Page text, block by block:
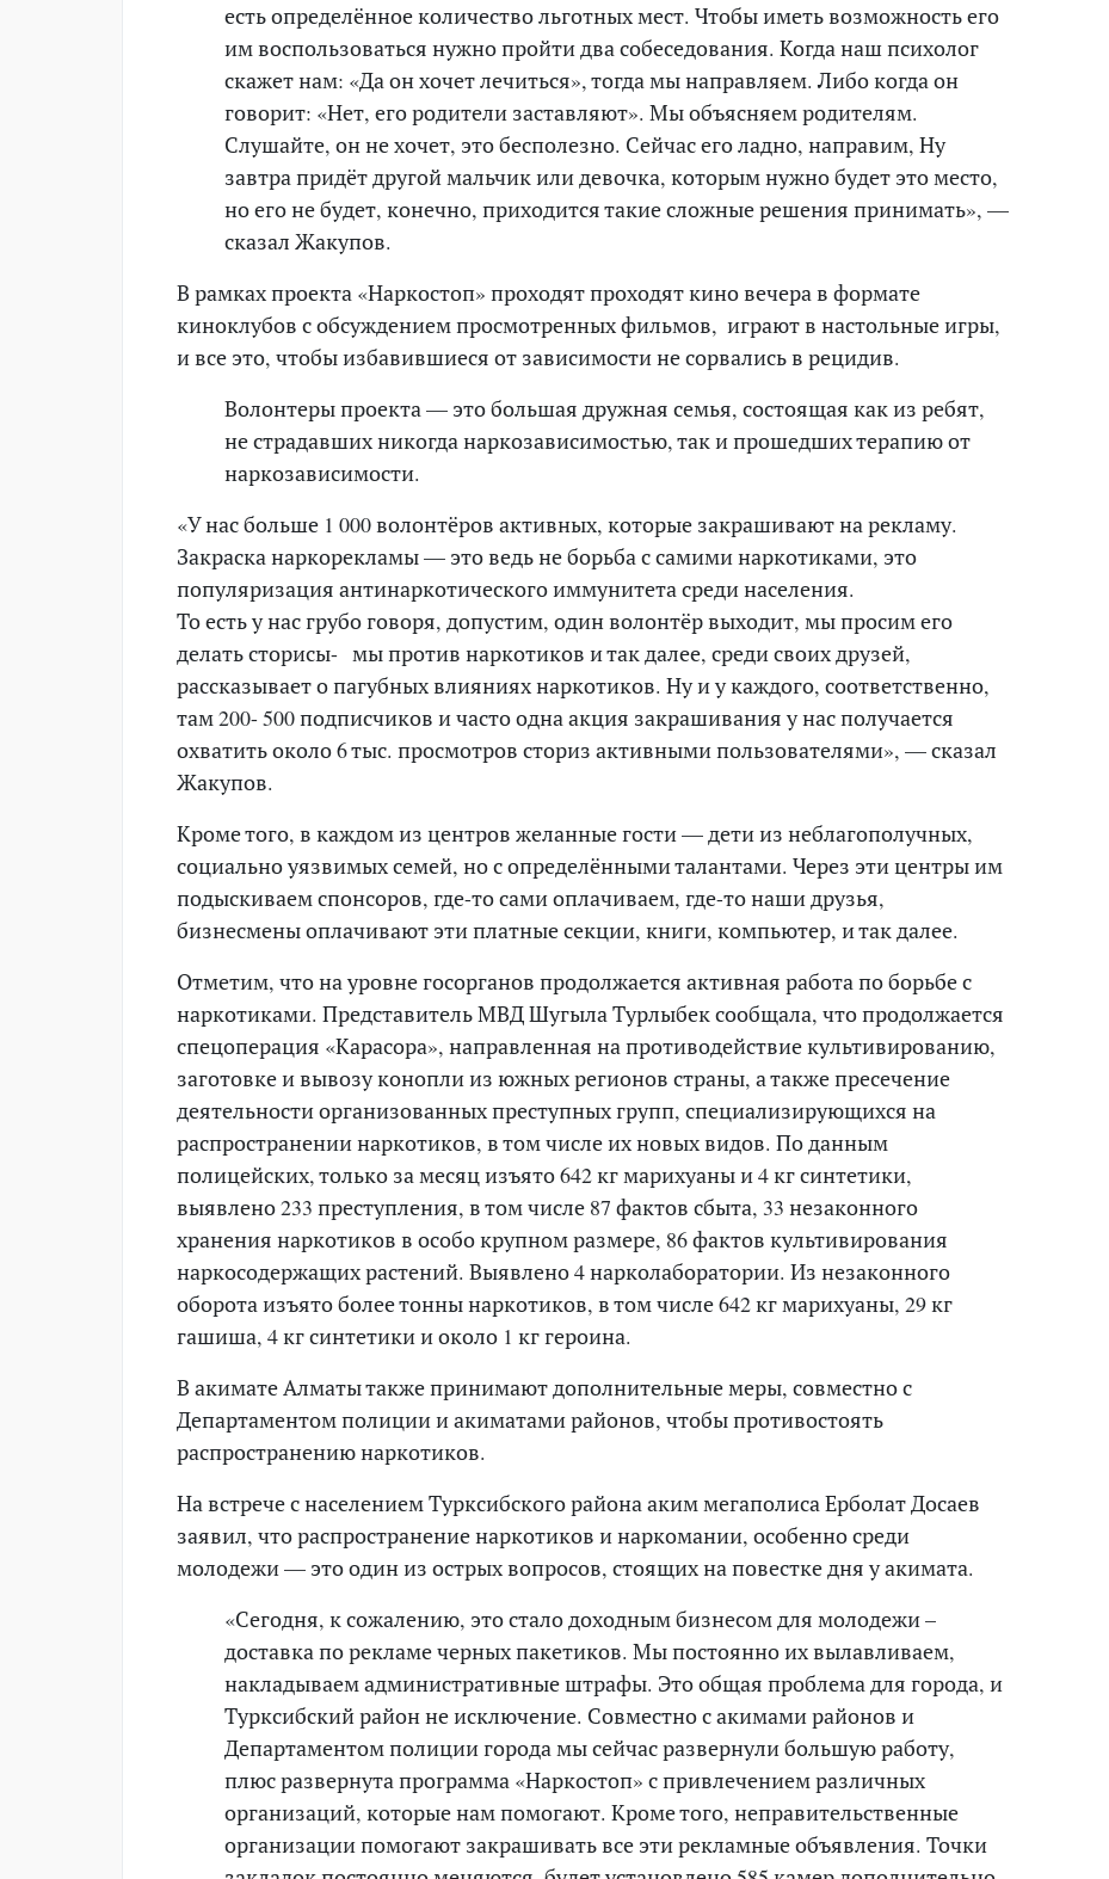
есть определённое количество льготных мест. Чтобы иметь возможность его
им воспользоваться нужно пройти два собеседования. Когда наш психолог
скажет нам: «Да он хочет лечиться», тогда мы направляем. Либо когда он
говорит: «Нет, его родители заставляют». Мы объясняем родителям.
Слушайте, он не хочет, это бесполезно. Сейчас его ладно, направим, Ну
завтра придёт другой мальчик или девочка, которым нужно будет это место,
но его не будет, конечно, приходится такие сложные решения принимать», —
сказал Жакупов.
В рамках проекта «Наркостоп» проходят проходят кино вечера в формате
киноклубов с обсуждением просмотренных фильмов, играют в настольные игры,
и все это, чтобы избавившиеся от зависимости не сорвались в рецидив.
Волонтеры проекта — это большая дружная семья, состоящая как из ребят,
не страдавших никогда наркозависимостью, так и прошедших терапию от
наркозависимости.
«У нас больше 1 000 волонтёров активных, которые закрашивают на рекламу.
Закраска наркорекламы — это ведь не борьба с самими наркотиками, это
популяризация антинаркотического иммунитета среди населения.
То есть у нас грубо говоря, допустим, один волонтёр выходит, мы просим его
делать сторисы- мы против наркотиков и так далее, среди своих друзей,
рассказывает о пагубных влияниях наркотиков. Ну и у каждого, соответственно,
там 200- 500 подписчиков и часто одна акция закрашивания у нас получается
охватить около 6 тыс. просмотров сториз активными пользователями», — сказал
Жакупов.
Кроме того, в каждом из центров желанные гости — дети из неблагополучных,
социально уязвимых семей, но с определёнными талантами. Через эти центры им
подыскиваем спонсоров, где-то сами оплачиваем, где-то наши друзья,
бизнесмены оплачивают эти платные секции, книги, компьютер, и так далее.
Отметим, что на уровне госорганов продолжается активная работа по борьбе с
наркотиками. Представитель МВД Шугыла Турлыбек сообщала, что продолжается
спецоперация «Карасора», направленная на противодействие культивированию,
заготовке и вывозу конопли из южных регионов страны, а также пресечение
деятельности организованных преступных групп, специализирующихся на
распространении наркотиков, в том числе их новых видов. По данным
полицейских, только за месяц изъято 642 кг марихуаны и 4 кг синтетики,
выявлено 233 преступления, в том числе 87 фактов сбыта, 33 незаконного
хранения наркотиков в особо крупном размере, 86 фактов культивирования
наркосодержащих растений. Выявлено 4 нарколаборатории. Из незаконного
оборота изъято более тонны наркотиков, в том числе 642 кг марихуаны, 29 кг
гашиша, 4 кг синтетики и около 1 кг героина.
В акимате Алматы также принимают дополнительные меры, совместно с
Департаментом полиции и акиматами районов, чтобы противостоять
распространению наркотиков.
На встрече с населением Турксибского района аким мегаполиса Ерболат Досаев
заявил, что распространение наркотиков и наркомании, особенно среди
молодежи — это один из острых вопросов, стоящих на повестке дня у акимата.
«Сегодня, к сожалению, это стало доходным бизнесом для молодежи –
доставка по рекламе черных пакетиков. Мы постоянно их вылавливаем,
накладываем административные штрафы. Это общая проблема для города, и
Турксибский район не исключение. Совместно с акимами районов и
Департаментом полиции города мы сейчас развернули большую работу,
плюс развернута программа «Наркостоп» с привлечением различных
организаций, которые нам помогают. Кроме того, неправительственные
организации помогают закрашивать все эти рекламные объявления. Точки